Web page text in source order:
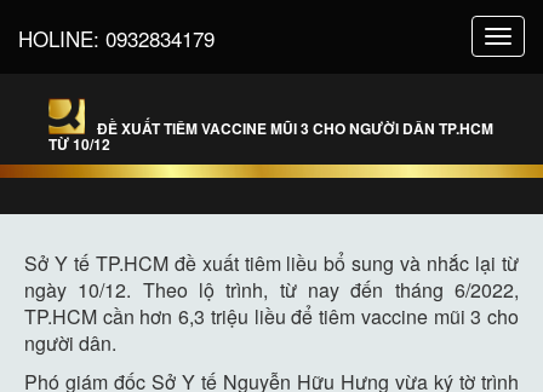
HOLINE: 0932834179
ĐỀ XUẤT TIÊM VACCINE MŨI 3 CHO NGƯỜI DÂN TP.HCM
TỪ 10/12
Sở Y tế TP.HCM đề xuất tiêm liều bổ sung và nhắc lại từ
ngày 10/12. Theo lộ trình, từ nay đến tháng 6/2022,
TP.HCM cần hơn 6,3 triệu liều để tiêm vaccine mũi 3 cho
người dân.
Phó giám đốc Sở Y tế Nguyễn Hữu Hưng vừa ký tờ trình